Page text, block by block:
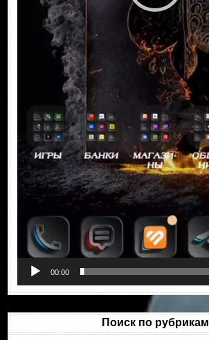
00:00
Поиск по рубрикам